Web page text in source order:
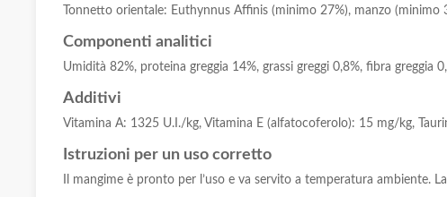
Tonnetto orientale: Euthynnus Affinis (minimo 27%), manzo (minimo
Componenti analitici
Umidità 82%, proteina greggia 14%, grassi greggi 0,8%, fibra greggia
Additivi
Vitamina A: 1325 U.I./kg, Vitamina E (alfatocoferolo): 15 mg/kg,
Istruzioni per un uso corretto
Il mangime è pronto per l’uso e va servito a temperatura ambiente.